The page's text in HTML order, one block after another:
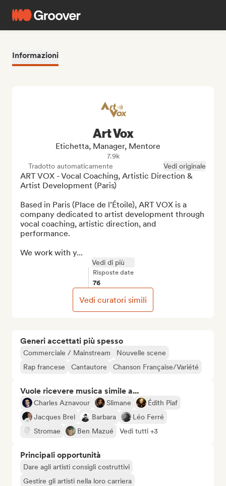
Informazioni
Generi accettati più spesso
Commerciale / Mainstream
Nouvelle scene
Rap francese
Cantautore Chanson Française/Variété
Vuole ricevere musica simile a...
Charles Aznavour Slimane
Édith Piaf
Jacques Brel
Barbara
Léo Ferré
Stromae
Ben Mazué Vedi tutti +3
Principali opportunità
Dare agli artisti consigli costruttivi
Gestire gli artisti nella loro carriera
Art Vox
Etichetta, Manager, Mentore
7.9k
Tradotto automaticamente
Vedi originale
ART VOX - Vocal Coaching, Artistic Direction &
Artist Development (Paris)
Based in Paris (Place de l’Étoile), ART VOX is a
company dedicated to artist development through
vocal coaching, artistic direction, and
performance.
We work with y...
Vedi di più
Risposte date
76
Vedi curatori simili